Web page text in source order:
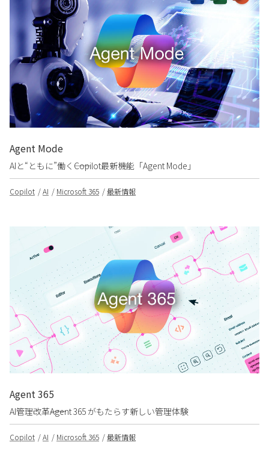
Agent Mode
AIと“ともに”働く――Copilot最新機能「Agent Mode」
Copilot AI Microsoft 365 最新情報
Agent 365
AI管理改革――Agent 365 がもたらす新しい管理体験
Copilot AI Microsoft 365 最新情報